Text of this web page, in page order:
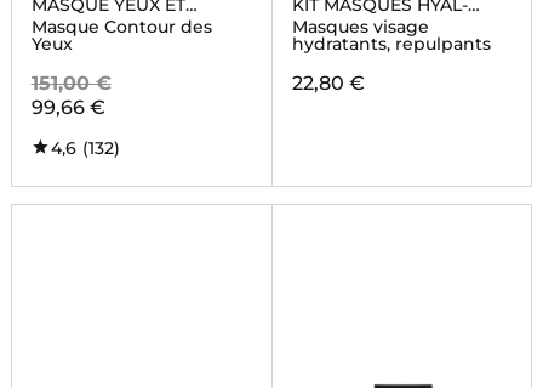
MASQUE YEUX ET
LEVRES
Masque Contour des
Yeux
151,00 €
99,66 €
4,6 (132)
KIT MASQUES HYAL-
AQUA
Masques visage
hydratants, repulpants
22,80 €